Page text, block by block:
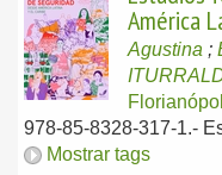
América
Agustina ;
978-85-8328-317-1.-
Mostrar tags